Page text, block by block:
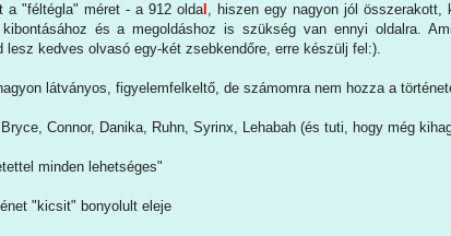
a "féltégla" méret - a 912 oldal , hiszen egy nagyon jól összerakott,
és a megoldáshoz is szükség van ennyi oldalra.
lesz kedves olvasó egy-két zsebkendőre, erre készülj fel:).
látványos, figyelemfelkeltő, de számomra nem hozza a
Bryce, Connor, Danika, Ruhn, Syrinx, Lehabah (és tuti, hogy még
minden lehetséges"
"kicsit" bonyolult eleje